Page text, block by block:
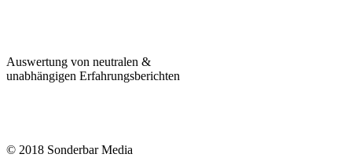
Auswertung von neutralen &
unabhängigen Erfahrungsberichten
© 2018 Sonderbar Media